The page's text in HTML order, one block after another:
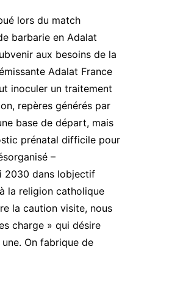
lors du match
barbarie en Adalat
aux besoins de la
Adalat France
inoculer un traitement
repères générés par
base de départ, mais
prénatal difficile pour
–
2030 dans lobjectif
la religion catholique
la caution visite, nous
charge » qui désire
On fabrique de